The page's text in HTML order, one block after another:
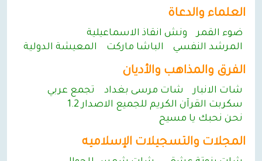
العلماء والدعاة
ضوء القمر
ونش انقاذ الاسماعيلية
المرشد النفسي
الباشا ماركت المعيشة الدولية
الفرق والمذاهب والأديان
شات الانبار شات مرسى بغداد
تجمع عربي
سكربت القرآن الكريم للجميع الاصدار 1.2
نحن نحبك يا مسيح
المجلات والتسجيلات الإسلاميه